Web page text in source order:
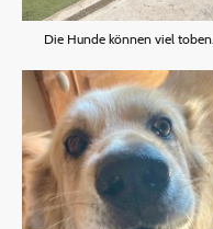
Die Hunde können viel toben.